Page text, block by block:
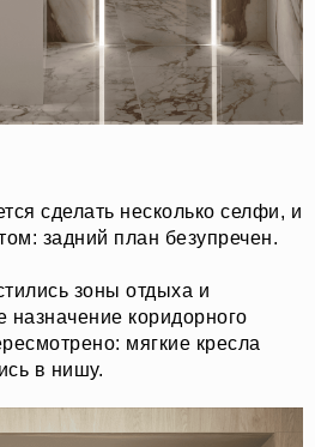
сделать несколько селфи, и
задний план безупречен.
зоны отдыха и
коридорного
мягкие кресла
в нишу.